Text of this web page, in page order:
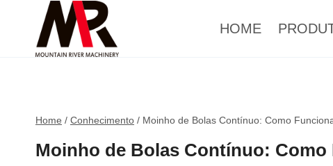
HOME
Home / Conhecimento / Moinho de Bolas Contínuo: Como
Moinho de Bolas Contínuo: